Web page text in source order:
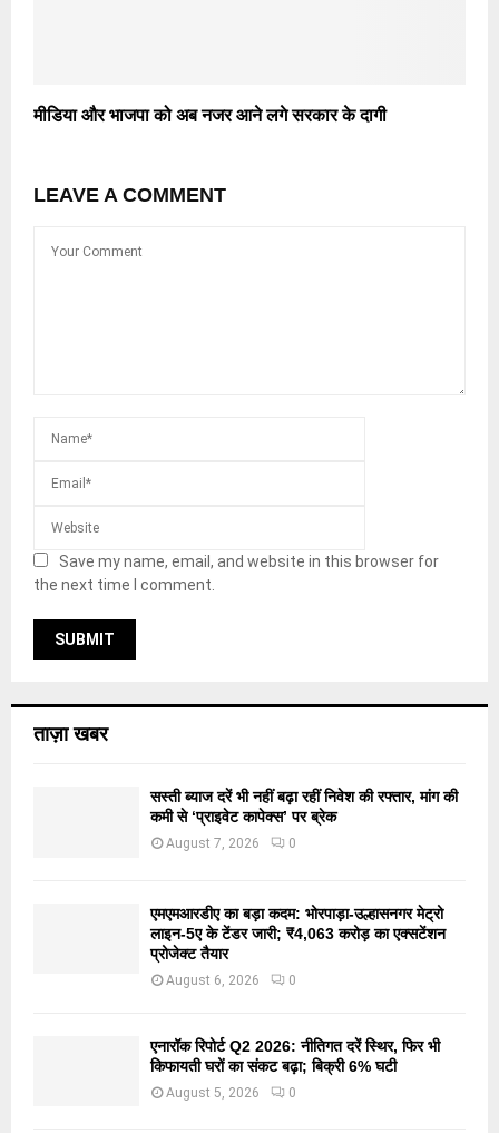
मीडिया और भाजपा को अब नजर आने लगे सरकार के दागी
LEAVE A COMMENT
Save my name, email, and website in this browser for
the next time I comment.
ताज़ा खबर
सस्ती ब्याज दरें भी नहीं बढ़ा रहीं निवेश की रफ्तार, मांग की
कमी से ‘प्राइवेट कापेक्स’ पर ब्रेक
August 7, 2026 0
एमएमआरडीए का बड़ा कदम: भोरपाड़ा-उल्हासनगर मेट्रो
लाइन-5ए के टेंडर जारी; ₹4,063 करोड़ का एक्सटेंशन
प्रोजेक्ट तैयार
August 6, 2026 0
एनारॉक रिपोर्ट Q2 2026: नीतिगत दरें स्थिर, फिर भी
किफायती घरों का संकट बढ़ा; बिक्री 6% घटी
August 5, 2026 0